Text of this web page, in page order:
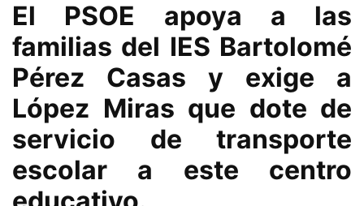
El PSOE apoya a las
familias del IES Bartolomé
Pérez Casas y exige a
López Miras que dote de
servicio de transporte
escolar a este centro